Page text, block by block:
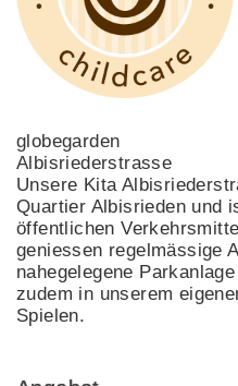
globegarden
Albisriederstrasse
Unsere Kita
Quartier Albisrieden und
öffentlichen
geniessen regelmässige
nahegelegene
zudem in unserem
Spielen.